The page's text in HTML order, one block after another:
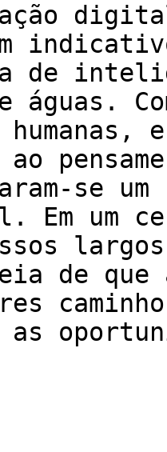
de
águas.
humanas,
ao
se um
Em um
de que